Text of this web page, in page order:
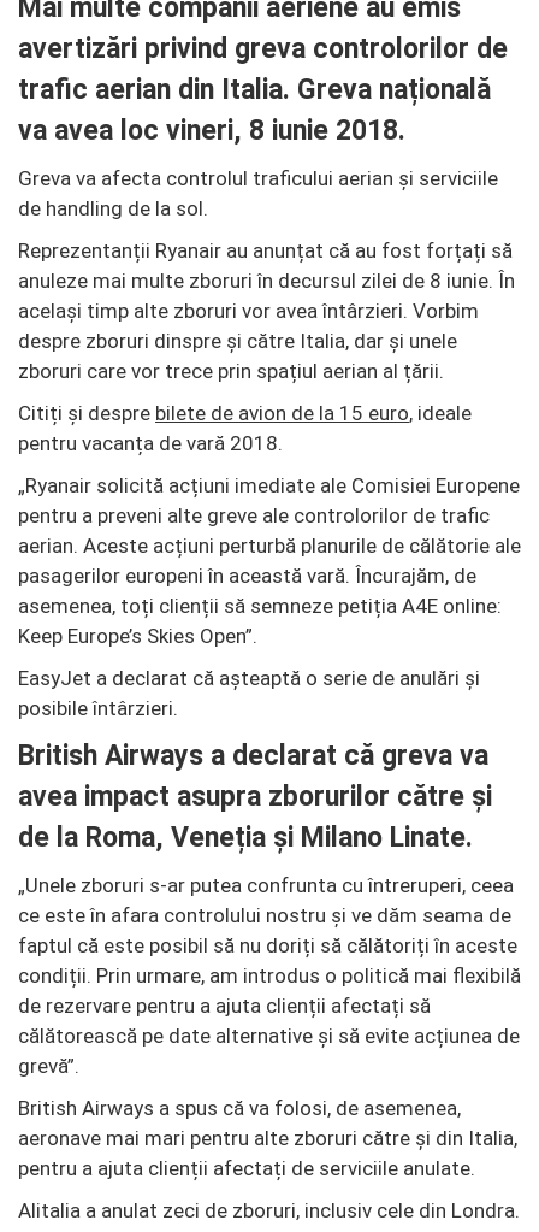
Mai multe companii aeriene au emis
avertizări privind greva controlorilor de
trafic aerian din Italia. Greva națională
va avea loc vineri, 8 iunie 2018.
Greva va afecta controlul traficului aerian și serviciile
de handling de la sol.
Reprezentanții Ryanair au anunțat că au fost forțați să
anuleze mai multe zboruri în decursul zilei de 8 iunie. În
același timp alte zboruri vor avea întârzieri. Vorbim
despre zboruri dinspre și către Italia, dar și unele
zboruri care vor trece prin spațiul aerian al țării.
Citiți și despre bilete de avion de la 15 euro, ideale
pentru vacanța de vară 2018.
„Ryanair solicită acțiuni imediate ale Comisiei Europene
pentru a preveni alte greve ale controlorilor de trafic
aerian. Aceste acțiuni perturbă planurile de călătorie ale
pasagerilor europeni în această vară. Încurajăm, de
asemenea, toți clienții să semneze petiția A4E online:
Keep Europe’s Skies Open”.
EasyJet a declarat că așteaptă o serie de anulări și
posibile întârzieri.
British Airways a declarat că greva va
avea impact asupra zborurilor către și
de la Roma, Veneția și Milano Linate.
„Unele zboruri s-ar putea confrunta cu întreruperi, ceea
ce este în afara controlului nostru și ve dăm seama de
faptul că este posibil să nu doriți să călătoriți în aceste
condiții. Prin urmare, am introdus o politică mai flexibilă
de rezervare pentru a ajuta clienții afectați să
călătorească pe date alternative și să evite acțiunea de
grevă”.
British Airways a spus că va folosi, de asemenea,
aeronave mai mari pentru alte zboruri către și din Italia,
pentru a ajuta clienții afectați de serviciile anulate.
Alitalia a anulat zeci de zboruri, inclusiv cele din Londra.